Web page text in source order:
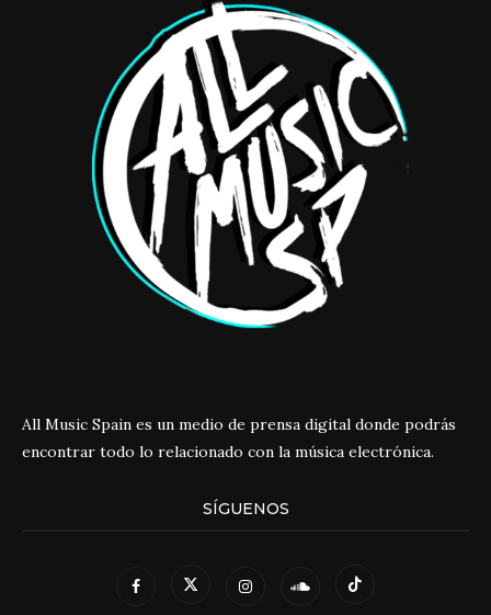
All Music Spain es un medio de prensa digital donde podrás
encontrar todo lo relacionado con la música electrónica.
SÍGUENOS